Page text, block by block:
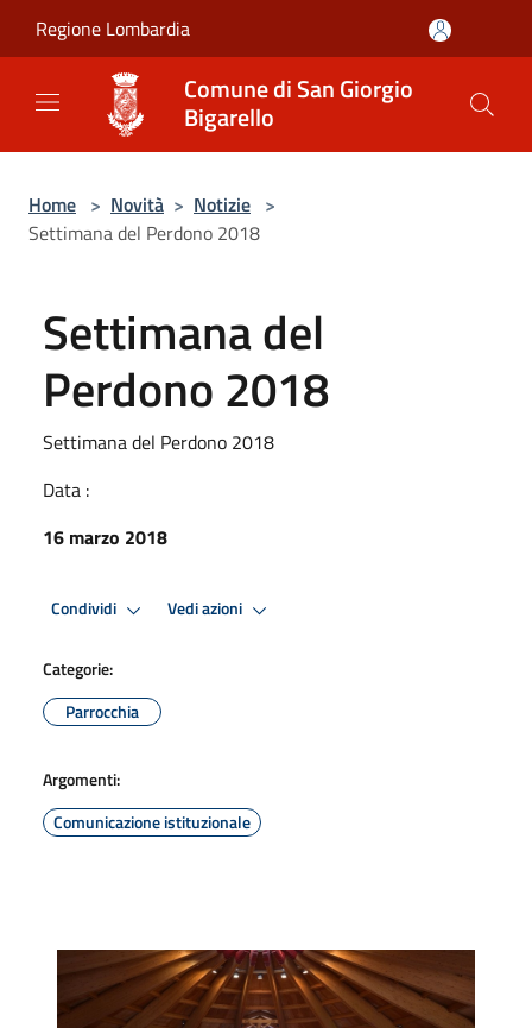
Regione Lombardia
Comune di San Giorgio
Bigarello
Home > Novità > Notizie >
Settimana del Perdono 2018
Settimana del
Perdono 2018
Settimana del Perdono 2018
Data :
16 marzo 2018
Condividi Vedi azioni
Categorie:
Parrocchia
Argomenti:
Comunicazione istituzionale